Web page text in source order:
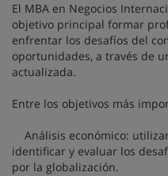
El MBA en Negocios
objetivo principal formar
enfrentar los desafíos del
oportunidades, a través de
actualizada.
Entre los objetivos más
Análisis económico:
identificar y evaluar los
por la globalización.